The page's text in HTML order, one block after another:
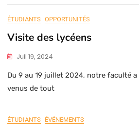
ÉTUDIANTS OPPORTUNITÉS
Visite des lycéens
Juil 19, 2024
Du 9 au 19 juillet 2024, notre faculté
venus de tout
ÉTUDIANTS ÉVÉNEMENTS